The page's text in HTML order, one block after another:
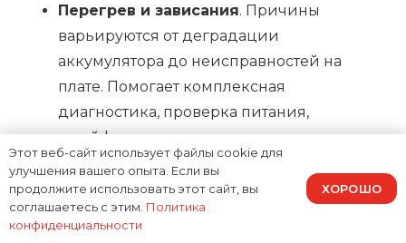
Перегрев и зависания. Причины
варьируются от деградации
аккумулятора до неисправностей на
плате. Помогает комплексная
диагностика, проверка питания,
шлейфов и контроллеров.
Как проходит ремонт в Доктор
Гаджетов
Этот веб-сайт использует файлы cookie для
улучшения вашего опыта. Если вы
продолжите использовать этот сайт, вы
соглашаетесь с этим. Политика
конфиденциальности
ХОРОШО